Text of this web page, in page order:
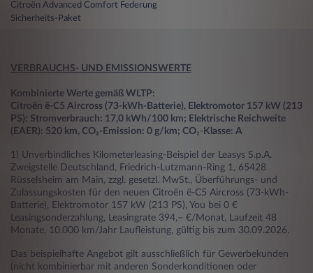
Citroën Advanced Comfort Federung
Sicherheits-Paket
VERBRAUCHS- UND EMISSIONSWERTE
Kombinierte Werte gemäß WLTP:
Citroën ë-C5 Aircross (73-kWh-Batterie), Elektromotor 157 kW (213
PS): Stromverbrauch: 17,0 kWh/100 km; Elektrische Reichweite
(EAER): 520 km, CO₂-Emission: 0 g/km; CO₂- Klasse: A
1) Unverbindliches Kilometerleasing-Beispiel der Leasys S.p.A.
Zweigstelle Deutschland, Friedrich-Lutzmann-Ring 1, 65428
Rüsselsheim am Main, zzgl. gesetzl. MwSt., Überführungs- und
Zulassungskosten für den neuen Citroën ë-C5 Aircross (73-kWh-
Batterie), Elektromotor 157 kW (213 PS), You bei 0 €
Leasingsonderzahlung, Leasingrate 394,– €/Monat, Laufzeit 48
Monate, 10.000 km/Jahr Laufleistung, gültig bis zum 30.09.2026.
Das beispielhafte Angebot gilt ausschließlich für Gewerbekunden
(nicht kombinierbar mit anderen Sonderkonditionen oder